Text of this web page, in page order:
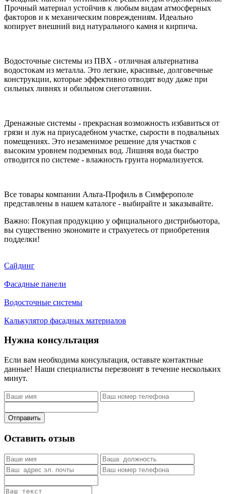
Прочный материал устойчив к любым видам атмосферных
факторов и к механическим повреждениям. Идеально
копирует внешний вид натурального камня и кирпича.
Водосточные системы из ПВХ - отличная альтернатива
водостокам из металла. Это легкие, красивые, долговечные
конструкции, которые эффективно отводят воду даже при
сильных ливнях и обильном снеготаянии.
Дренажные системы - прекрасная возможность избавиться от
грязи и луж на приусадебном участке, сырости в подвальных
помещениях. Это незаменимое решение для участков с
высоким уровнем подземных вод. Лишняя вода быстро
отводится по системе - влажность грунта нормализуется.
Все товары компании Альта-Профиль в Симферополе
представлены в нашем каталоге - выбирайте и заказывайте.
Важно: Покупая продукцию у официального дистрибьютора,
вы существенно экономите и страхуетесь от приобретения
подделки!
Сайдинг
Фасадные панели
Водосточные системы
Калькулятор фасадных материалов
Нужна консультация
Если вам необходима консультация, оставьте контактные
данные! Наши специалисты перезвонят в течение нескольких
минут.
Отправить
Оставить отзыв